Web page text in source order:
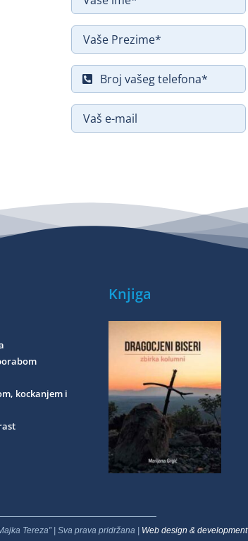
kockanjem i
Knjiga
Tereza” | Sva prava pridržana | Web design & development